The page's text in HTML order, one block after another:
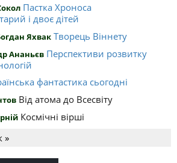
Пастка Хроноса
і двоє дітей
Яхвак Творець Віннету
Ананьєв Перспективи розвитку
фантастика сьогодні
Від атома до Всесвіту
Космічні вірші
»